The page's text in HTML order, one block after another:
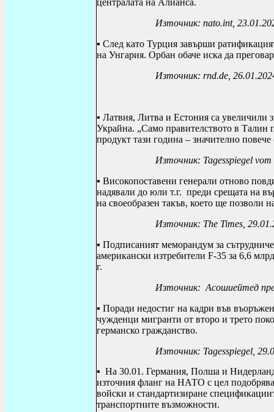
централата на Алианса.
Източник: nato.int,
▪ След като Турция завърши
на Унгария. Орбан обаче иска да
Източник: rnd.de ,
▪ Латвия, Литва и Естония са увеличили
Украйна. „Само правителството в Талин
продукт тази година – значително
Източник: Tagesspiegel
▪ Високопоставени генерали отново
надявали до юли т.г. преди срещата на
на своеобразен такъв, което ще
Източник: The Times ,
▪ Подписаният меморандум за
американски изтребители F-35 за 6,6
г.
Източник: Асошиейтед
▪ Поради недостиг на кадри във
чужденци мигранти от второ и трето
германско гражданство.
Източник: Tagesspiegel ,
▪ На 30.01. Германия, Полша и
източния фланг на НАТО с цел
войски и стандартизиране
транспортните възможности.